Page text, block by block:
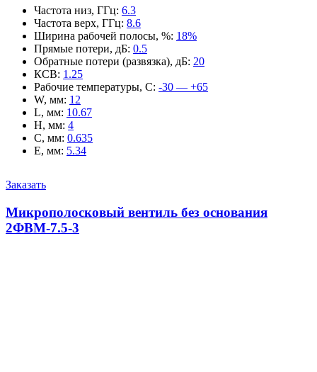
Частота низ, ГГц: 6.3
Частота верх, ГГц: 8.6
Ширина рабочей полосы, %: 18%
Прямые потери, дБ: 0.5
Обратные потери (развязка), дБ: 20
КСВ: 1.25
Рабочие температуры, С: -30 — +65
W, мм: 12
L, мм: 10.67
H, мм: 4
C, мм: 0.635
E, мм: 5.34
Заказать
Микрополосковый вентиль без основания
2ФВМ-7.5-3